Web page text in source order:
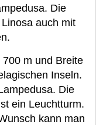
Die
auch mit
m und Breite
Inseln.
Die
ein Leuchtturm.
kann man